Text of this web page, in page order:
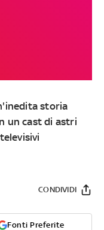
storia
un cast di astri
Fonti Preferite
CONDIVIDI